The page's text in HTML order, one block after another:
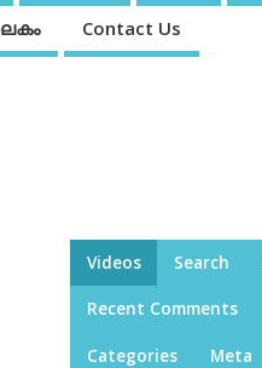
Contact Us
Videos Search
Recent Comments
Categories Meta